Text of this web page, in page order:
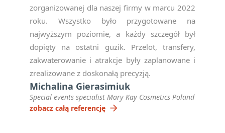
zorganizowanej dla naszej firmy w marcu 2022
roku. Wszystko było przygotowane na
najwyższym poziomie, a każdy szczegół był
dopięty na ostatni guzik. Przelot, transfery,
zakwaterowanie i atrakcje były zaplanowane i
zrealizowane z doskonałą precyzją.
Michalina Gierasimiuk
Special events specialist Mary Kay Cosmetics Poland
zobacz całą referencję arrow_forward